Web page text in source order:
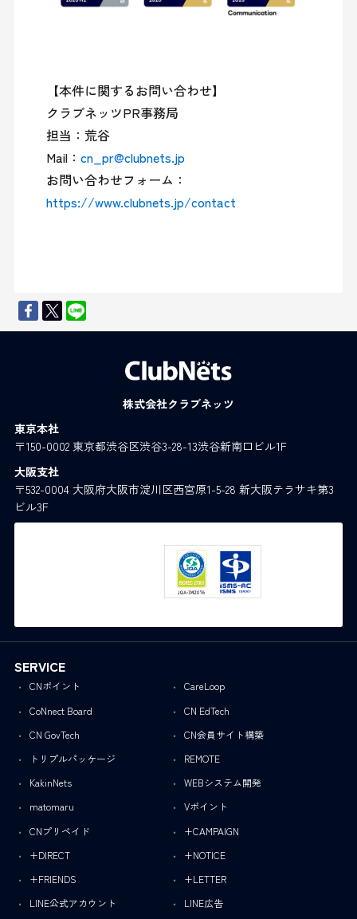
【本件に関するお問い合わせ】
クラブネッツPR事務局
担当：荒谷
Mail： cn_pr@clubnets.jp
お問い合わせフォーム：
https://www.clubnets.jp/contact
株式会社クラブネッツ
東京本社
〒150-0002 東京都渋谷区渋谷3-28-13渋谷新南口ビル1F
大阪支社
〒532-0004 大阪府大阪市淀川区西宮原1-5-28 新大阪テラサキ第3
ビル3F
SERVICE
CNポイント
CareLoop
CoNnect Board
CN EdTech
CN GovTech
CN会員サイト構築
トリプルパッケージ
REMOTE
KakinNets
WEBシステム開発
matomaru
Vポイント
CNプリペイド
+CAMPAIGN
+DIRECT
+NOTICE
+FRIENDS
+LETTER
LINE公式アカウント
LINE広告